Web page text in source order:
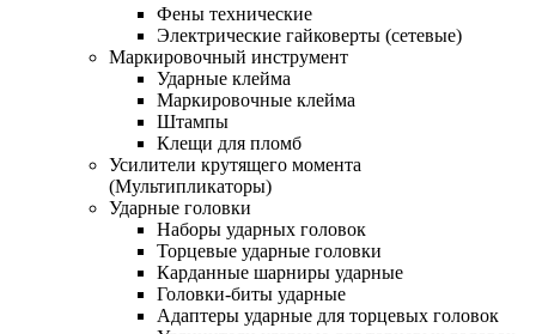
Фены технические
Электрические гайковерты (сетевые)
Маркировочный инструмент
Ударные клейма
Маркировочные клейма
Штампы
Клещи для пломб
Усилители крутящего момента
(Мультипликаторы)
Ударные головки
Наборы ударных головок
Торцевые ударные головки
Карданные шарниры ударные
Головки-биты ударные
Адаптеры ударные для торцевых головок